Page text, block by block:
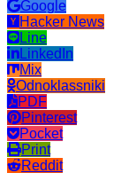
Google
Hacker News
Line
LinkedIn
Mix
Odnoklassniki
PDF
Pinterest
Pocket
Print
Reddit